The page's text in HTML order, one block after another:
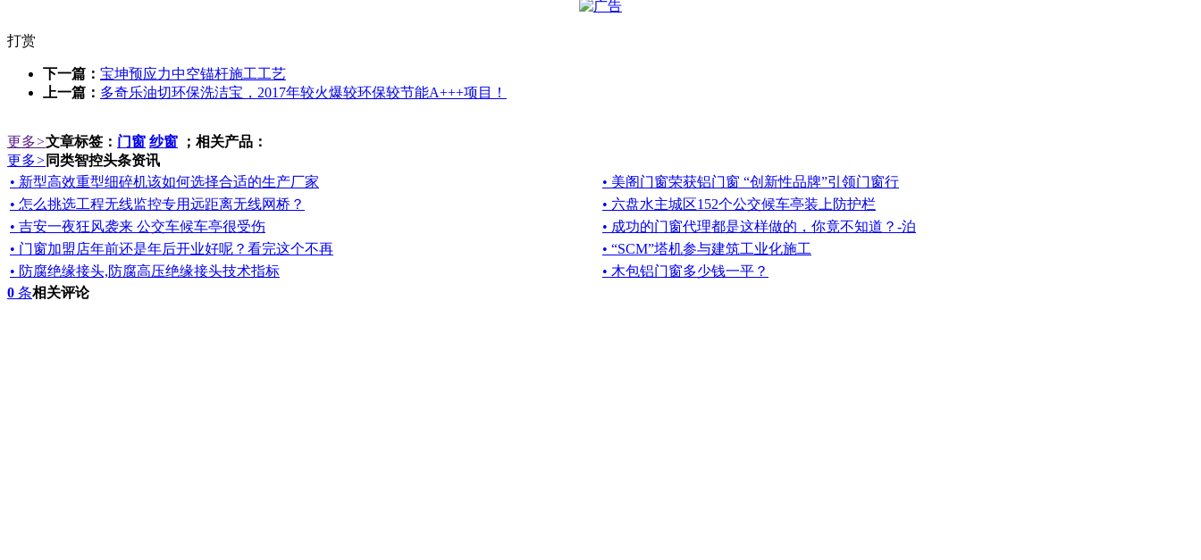
打赏
下一篇： 宝坤预应力中空锚杆施工工艺
上一篇： 多奇乐油切环保洗洁宝，2017年较火爆较环保较节能A+++项目！
更多>文章标签： 门窗 纱窗 ；相关产品：
更多> 同类智控头条资讯
• 新型高效重型细碎机该如何选择合适的生产厂家
• 美阁门窗荣获铝门窗 “创新性品牌”引领门窗行
• 怎么挑选工程无线监控专用远距离无线网桥？
• 六盘水主城区152个公交候车亭装上防护栏
• 吉安一夜狂风袭来 公交车候车亭很受伤
• 成功的门窗代理都是这样做的，你竟不知道？-泊
• 门窗加盟店年前还是年后开业好呢？看完这个不再
• “SCM”塔机参与建筑工业化施工
• 防腐绝缘接头,防腐高压绝缘接头技术指标
• 木包铝门窗多少钱一平？
0 条相关评论